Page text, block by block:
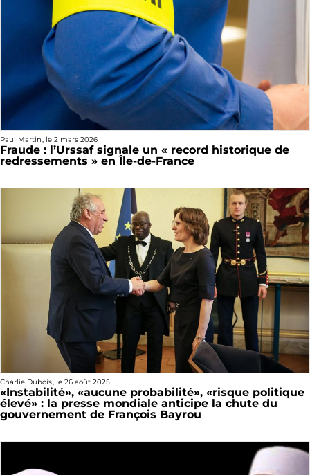
Paul Martin, le 2 mars 2026
Fraude : l’Urssaf signale un « record historique de
redressements » en Île-de-France
Charlie Dubois, le 26 août 2025
«Instabilité», «aucune probabilité», «risque politique
élevé» : la presse mondiale anticipe la chute du
gouvernement de François Bayrou